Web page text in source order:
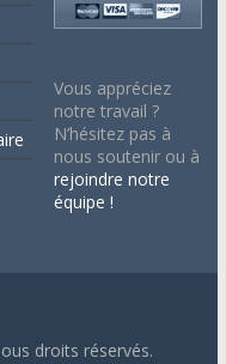
Vous appréciez
notre travail ?
N’hésitez pas à
nous soutenir ou à
rejoindre notre
équipe !
droits réservés.